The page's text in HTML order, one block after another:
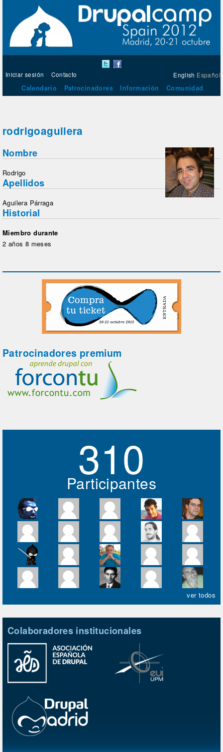
English Español
Iniciar sesión Contacto
Calendario Patrocinadores Información Comunidad
rodrigoaguilera
Nombre
Rodrigo
Apellidos
Aguilera Párraga
Historial
Miembro durante
2 años 8 meses
Patrocinadores premium
310
Participantes
ver todos
Colaboradores institucionales